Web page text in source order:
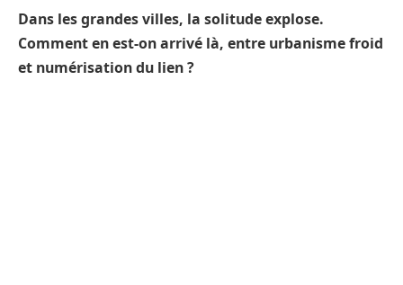
Dans les grandes villes, la solitude explose.
Comment en est-on arrivé là, entre urbanisme froid
et numérisation du lien ?